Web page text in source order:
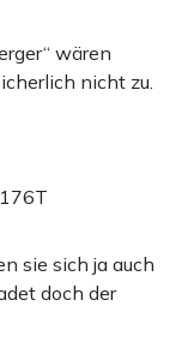
wären
nicht zu.
176T
sie sich ja auch
doch der